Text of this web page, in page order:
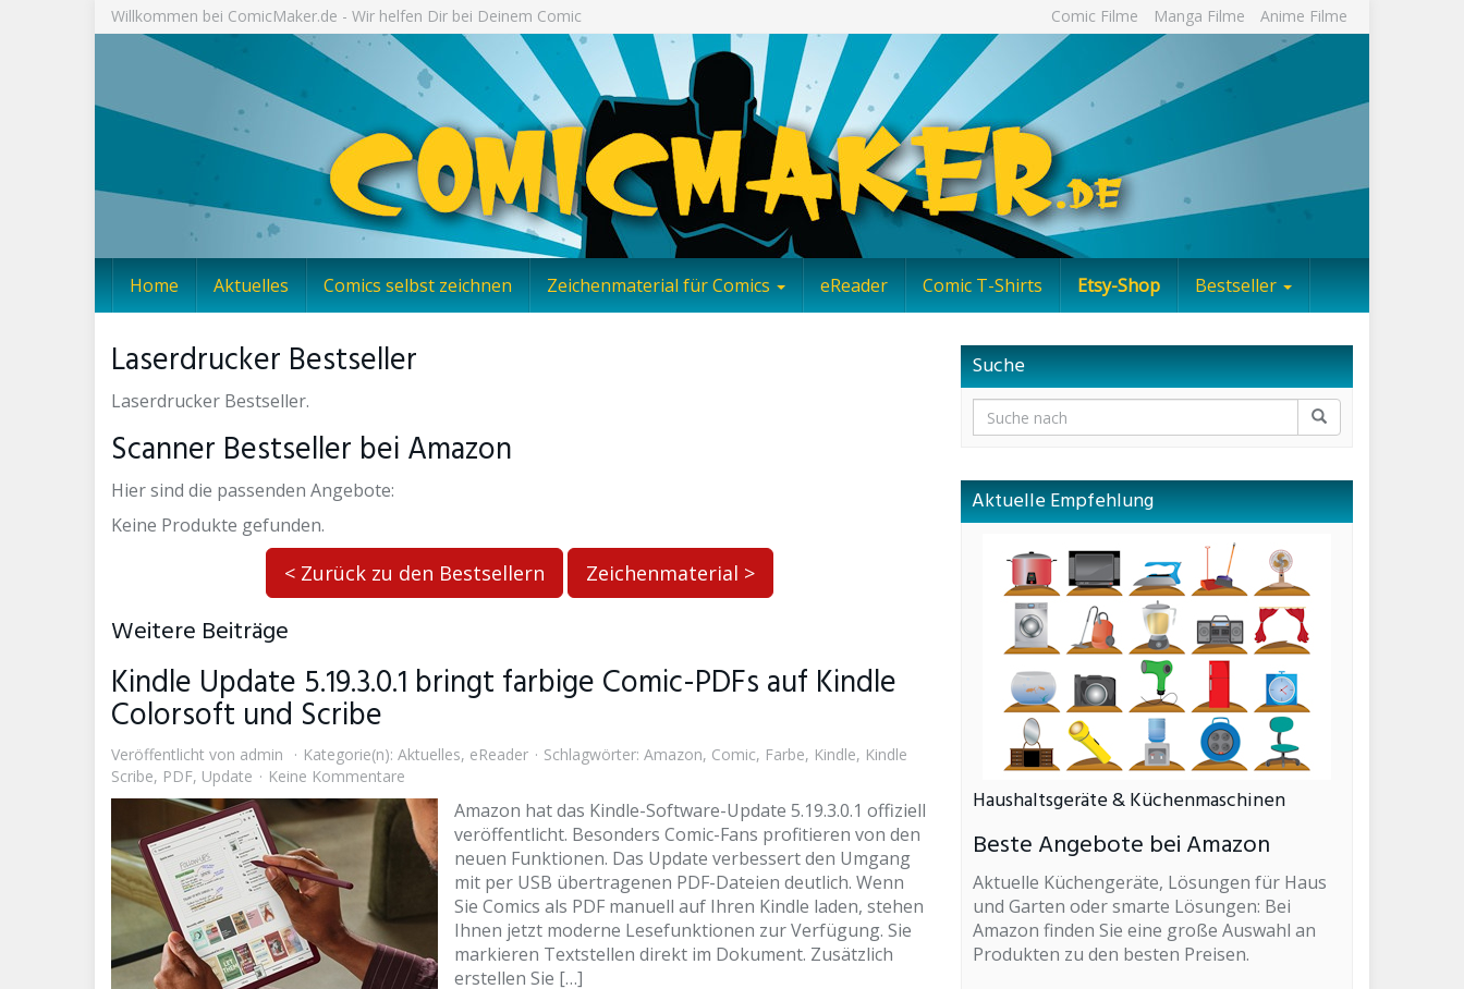
Willkommen bei ComicMaker.de - Wir helfen Dir bei Deinem Comic Comic Filme Manga Filme Anime Filme
Home Aktuelles Comics selbst zeichnen Zeichenmaterial für Comics eReader Comic T-Shirts Etsy-Shop Bestseller
Laserdrucker Bestseller
Laserdrucker Bestseller.
Scanner Bestseller bei Amazon
Hier sind die passenden Angebote:
Keine Produkte gefunden.
< Zurück zu den Bestsellern Zeichenmaterial >
Weitere Beiträge
Kindle Update 5.19.3.0.1 bringt farbige Comic-PDFs auf Kindle
Colorsoft und Scribe
Veröffentlicht von admin Kategorie(n): Aktuelles, eReader Schlagwörter: Amazon, Comic, Farbe, Kindle, Kindle
Scribe, PDF, Update Keine Kommentare
Amazon hat das Kindle-Software-Update 5.19.3.0.1 offiziell
veröffentlicht. Besonders Comic-Fans profitieren von den
neuen Funktionen. Das Update verbessert den Umgang
mit per USB übertragenen PDF-Dateien deutlich. Wenn
Sie Comics als PDF manuell auf Ihren Kindle laden, stehen
Ihnen jetzt moderne Lesefunktionen zur Verfügung. Sie
markieren Textstellen direkt im Dokument. Zusätzlich
erstellen Sie […]
Suche
Aktuelle Empfehlung
Haushaltsgeräte & Küchenmaschinen
Beste Angebote bei Amazon
Aktuelle Küchengeräte, Lösungen für Haus
und Garten oder smarte Lösungen: Bei
Amazon finden Sie eine große Auswahl an
Produkten zu den besten Preisen.